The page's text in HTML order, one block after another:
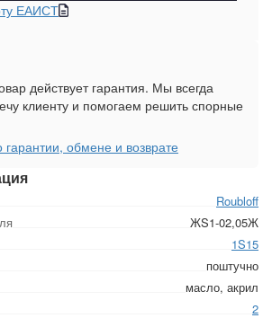
Roubloff
ЖS1-02,05Ж
1S15
поштучно
масло, акрил
2
ЕАИСТ
действует гарантия. Мы всегда
клиенту и помогаем решить спорные
обмене и возврате